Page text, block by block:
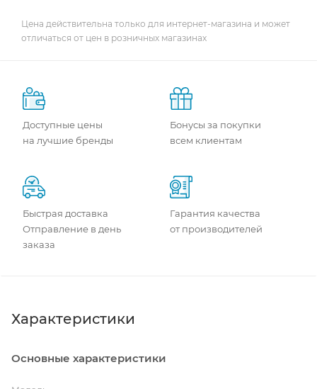
Цена действительна только для интернет-магазина и может
отличаться от цен в розничных магазинах
Доступные цены
на лучшие бренды
Бонусы за покупки
всем клиентам
Быстрая доставка
Отправление в день
заказа
Гарантия качества
от производителей
Характеристики
Основные характеристики